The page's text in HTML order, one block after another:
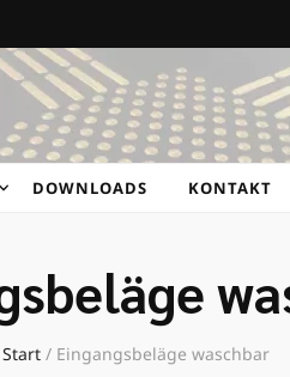
DOWNLOADS KONTAKT
Start / Eingangsbeläge waschbar